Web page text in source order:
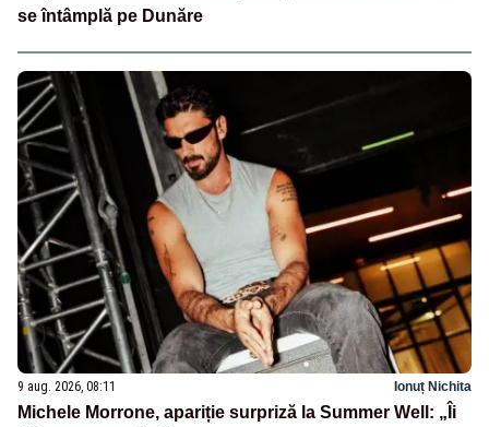
se întâmplă pe Dunăre
9 aug. 2026, 08:11 Ionuț Nichita
Michele Morrone, apariție surpriză la Summer Well: „Îi